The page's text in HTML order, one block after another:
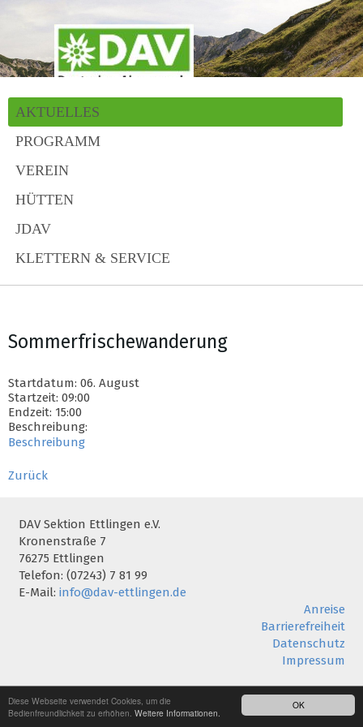
OK
Diese Webseite verwendet Cookies, um die
Bedienfreundlichkeit zu erhöhen. Weitere Informationen.
AKTUELLES
PROGRAMM
VEREIN
HÜTTEN
JDAV
KLETTERN & SERVICE
Sommerfrischewanderung
Startdatum: 06. August
Startzeit: 09:00
Endzeit: 15:00
Beschreibung:
Beschreibung
Zurück
DAV Sektion Ettlingen e.V.
Kronenstraße 7
76275 Ettlingen
Telefon: (07243) 7 81 99
E-Mail: info@dav-ettlingen.de
Anreise
Barrierefreiheit
Datenschutz
Impressum